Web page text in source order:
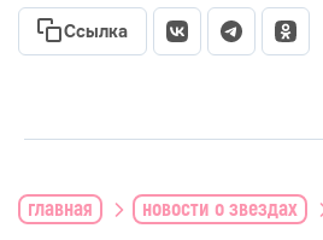
Ссылка
главная новости о звездах